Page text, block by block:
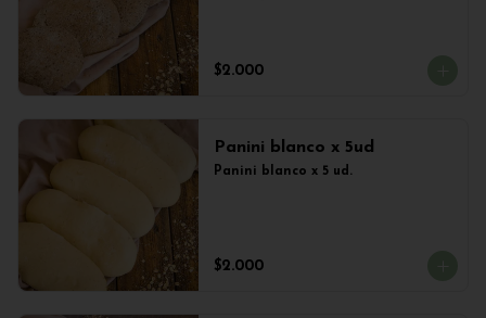
$2.000
Panini blanco x 5ud
Panini blanco x 5 ud.
$2.000